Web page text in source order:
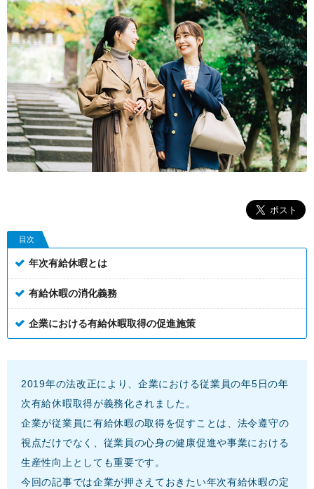
目次
年次有給休暇とは
有給休暇の消化義務
企業における有給休暇取得の促進施策
2019年の法改正により、企業における従業員の年5日の年
次有給休暇取得が義務化されました。
企業が従業員に有給休暇の取得を促すことは、法令遵守の
視点だけでなく、従業員の心身の健康促進や事業における
生産性向上としても重要です。
今回の記事では企業が押さえておきたい年次有給休暇の定